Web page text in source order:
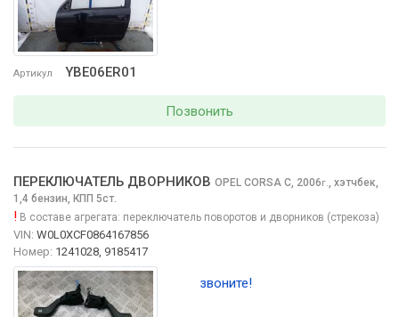
Артикул YBE06ER01
Позвонить
ПЕРЕКЛЮЧАТЕЛЬ ДВОРНИКОВ OPEL CORSA C, 2006г., хэтчбек,
1,4 бензин, КПП 5ст.
! В составе агрегата: переключатель поворотов и дворников (стрекоза)
VIN: W0L0XCF0864167856
Номер: 1241028, 9185417
звоните!